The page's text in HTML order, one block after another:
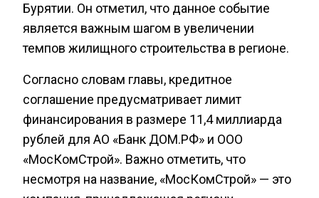
Бурятии. Он отметил, что данное событие
является важным шагом в увеличении
темпов жилищного строительства в регионе.
Согласно словам главы, кредитное
соглашение предусматривает лимит
финансирования в размере 11,4 миллиарда
рублей для АО «Банк ДОМ.РФ» и ООО
«МосКомСтрой». Важно отметить, что
несмотря на название, «МосКомСтрой» — это